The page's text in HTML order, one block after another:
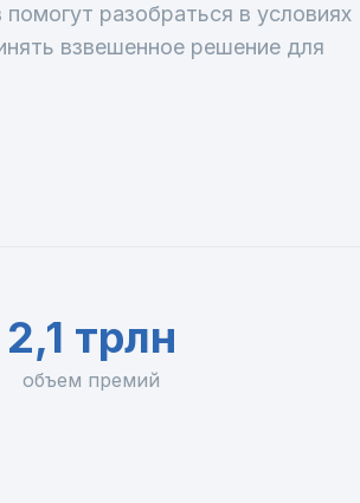
разобраться в условиях
взвешенное решение для
2,1 трлн
объем премий